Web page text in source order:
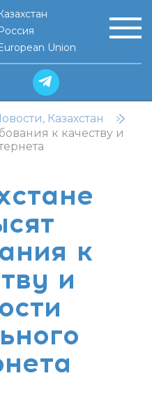
Union
Казахстан
к качеству и
к
и